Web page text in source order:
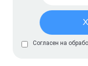
Согласен на